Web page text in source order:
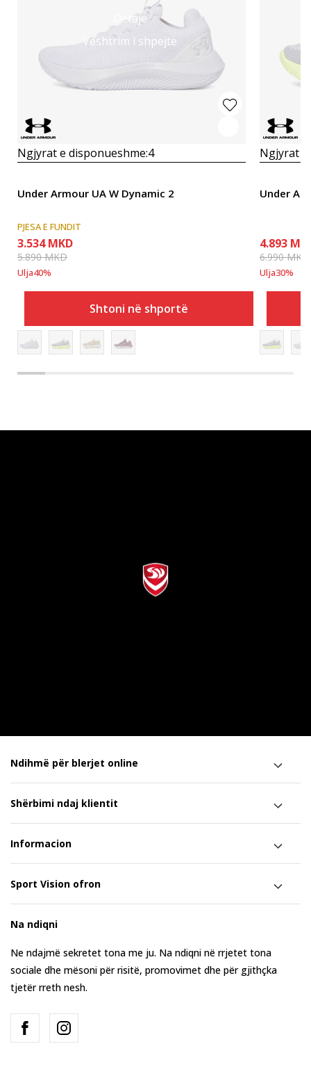
Detaje
Vështrim i shpejtë
Ngjyrat e disponueshme:4
Under Armour UA W Dynamic 2
PJESA E FUNDIT
3.534 MKD
5.890MKD
Ulja40%
Shtoni në shportë
Ngjyrat e
Under
4.893
6.990MKD
Ulja30%
Ndihmë për blerjet online
Shërbimi ndaj klientit
Informacion
Sport Vision ofron
Na ndiqni
Ne ndajmë sekretet tona me ju. Na ndiqni në rrjetet tona
sociale dhe mësoni për risitë, promovimet dhe për gjithçka
tjetër rreth nesh.